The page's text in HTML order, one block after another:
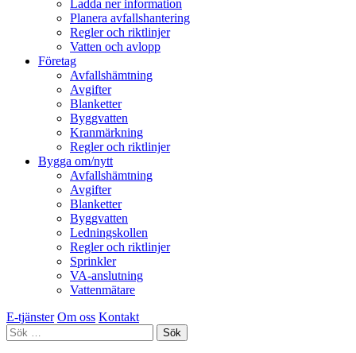
Ladda ner information
Planera avfallshantering
Regler och riktlinjer
Vatten och avlopp
Företag
Avfallshämtning
Avgifter
Blanketter
Byggvatten
Kranmärkning
Regler och riktlinjer
Bygga om/nytt
Avfallshämtning
Avgifter
Blanketter
Byggvatten
Ledningskollen
Regler och riktlinjer
Sprinkler
VA-anslutning
Vattenmätare
E-tjänster Om oss Kontakt
Sök
efter: